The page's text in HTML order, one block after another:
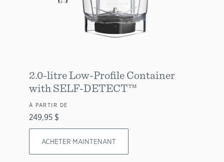
2.0-litre Low-Profile Container
with SELF-DETECT™
À PARTIR DE
249,95 $
ACHETER MAINTENANT